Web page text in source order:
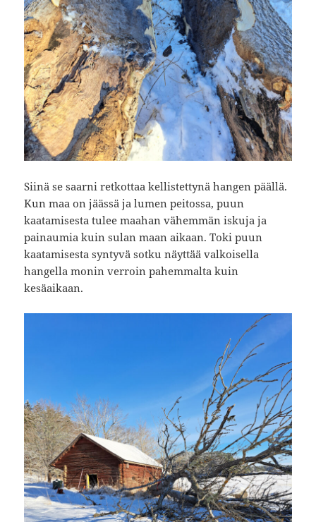
Siinä se saarni retkottaa kellistettynä hangen päällä.
Kun maa on jäässä ja lumen peitossa, puun
kaatamisesta tulee maahan vähemmän iskuja ja
painaumia kuin sulan maan aikaan. Toki puun
kaatamisesta syntyvä sotku näyttää valkoisella
hangella monin verroin pahemmalta kuin
kesäaikaan.